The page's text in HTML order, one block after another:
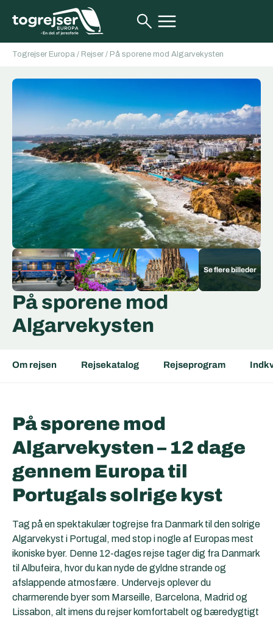
Togrejser Europa / Rejser / På sporene mod Algarvekysten
På sporene mod
Algarvekysten
Om rejsen Rejsekatalog Rejseprogram
På sporene mod
Algarvekysten – 12 dage
gennem Europa til
Portugals solrige kyst
Tag på en spektakulær togrejse fra Danmark til den solrige
Algarvekyst i Portugal, med stop i nogle af Europas mest
ikoniske byer. Denne 12-dages rejse tager dig fra Danmark
til Albufeira, hvor du kan nyde de gyldne strande og
afslappende atmosfære. Undervejs oplever du
charmerende byer som Marseille, Barcelona, Madrid og
Lissabon, alt imens du rejser komfortabelt og bæredygtigt